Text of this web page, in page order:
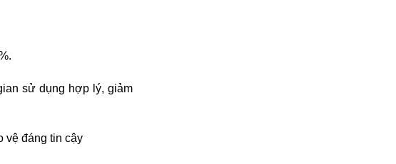
sử dụng hợp lý, giảm
vệ đáng tin cậy